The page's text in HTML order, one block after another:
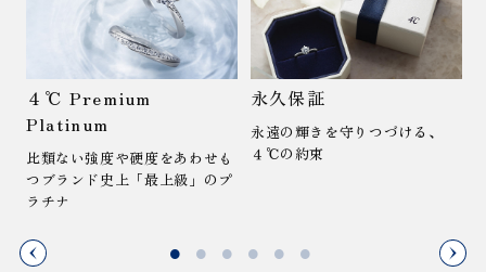
４℃ Premium
Platinum
比類ない強度や硬度をあわせも
つブランド史上「最上級」のプ
ラチナ
永久保証
永遠の輝きを守りつづける、
４℃の約束